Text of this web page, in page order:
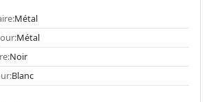
Métal
Métal
Noir
Blanc